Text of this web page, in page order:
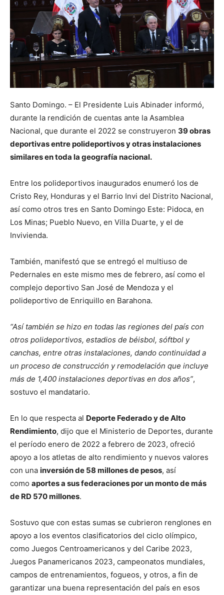
Santo Domingo. – El Presidente Luis Abinader informó,
durante la rendición de cuentas ante la Asamblea
Nacional, que durante el 2022 se construyeron 39 obras
deportivas entre polideportivos y otras instalaciones
similares en toda la geografía nacional.
Entre los polideportivos inaugurados enumeró los de
Cristo Rey, Honduras y el Barrio Invi del Distrito Nacional,
así como otros tres en Santo Domingo Este: Pidoca, en
Los Minas; Pueblo Nuevo, en Villa Duarte, y el de
Invivienda.
También, manifestó que se entregó el multiuso de
Pedernales en este mismo mes de febrero, así como el
complejo deportivo San José de Mendoza y el
polideportivo de Enriquillo en Barahona.
“Así también se hizo en todas las regiones del país con
otros polideportivos, estadios de béisbol, sóftbol y
canchas, entre otras instalaciones, dando continuidad a
un proceso de construcción y remodelación que incluye
más de 1,400 instalaciones deportivas en dos años”,
sostuvo el mandatario.
En lo que respecta al Deporte Federado y de Alto
Rendimiento, dijo que el Ministerio de Deportes, durante
el período enero de 2022 a febrero de 2023, ofreció
apoyo a los atletas de alto rendimiento y nuevos valores
con una inversión de 58 millones de pesos, así
como aportes a sus federaciones por un monto de más
de RD 570 millones.
Sostuvo que con estas sumas se cubrieron renglones en
apoyo a los eventos clasificatorios del ciclo olímpico,
como Juegos Centroamericanos y del Caribe 2023,
Juegos Panamericanos 2023, campeonatos mundiales,
campos de entrenamientos, fogueos, y otros, a fin de
garantizar una buena representación del país en esos